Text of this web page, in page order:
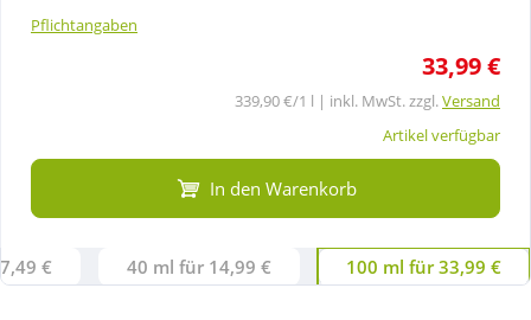
Sanitätshaus
Tierbedarf
Pflichtangaben
33,99 €
339,90 €/1 l | inkl. MwSt. zzgl.Versand
Artikel verfügbar
In den Warenkorb
€ 40 ml für 14,99 € 100 ml für 33,99 €